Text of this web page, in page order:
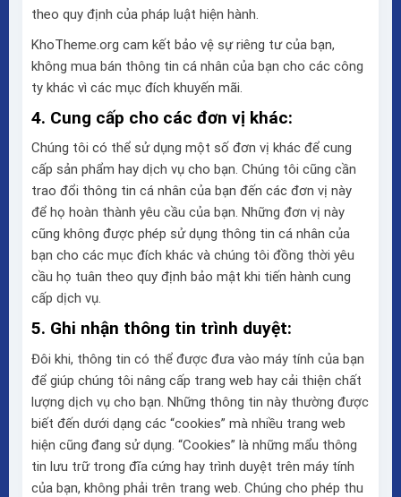
theo quy định của pháp luật hiện hành.
KhoTheme.org cam kết bảo vệ sự riêng tư của bạn,
không mua bán thông tin cá nhân của bạn cho các công
ty khác vì các mục đích khuyến mãi.
4. Cung cấp cho các đơn vị khác:
Chúng tôi có thể sử dụng một số đơn vị khác để cung
cấp sản phẩm hay dịch vụ cho bạn. Chúng tôi cũng cần
trao đổi thông tin cá nhân của bạn đến các đơn vị này
để họ hoàn thành yêu cầu của bạn. Những đơn vị này
cũng không được phép sử dụng thông tin cá nhân của
bạn cho các mục đích khác và chúng tôi đồng thời yêu
cầu họ tuân theo quy định bảo mật khi tiến hành cung
cấp dịch vụ.
5. Ghi nhận thông tin trình duyệt:
Đôi khi, thông tin có thể được đưa vào máy tính của bạn
để giúp chúng tôi nâng cấp trang web hay cải thiện chất
lượng dịch vụ cho bạn. Những thông tin này thường được
biết đến dưới dạng các “cookies” mà nhiều trang web
hiện cũng đang sử dụng. “Cookies” là những mẩu thông
tin lưu trữ trong đĩa cứng hay trình duyệt trên máy tính
của bạn, không phải trên trang web. Chúng cho phép thu